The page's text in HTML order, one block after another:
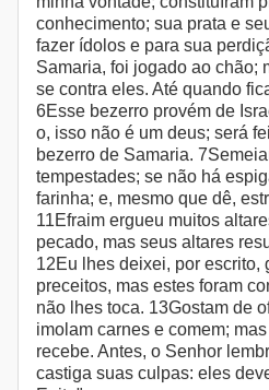
conhecimento; sua prata e
fazer ídolos e para sua
Samaria, foi jogado ao chão;
se contra eles. Até quando
6Esse bezerro provém de
o, isso não é um deus; será
bezerro de Samaria.
tempestades; se não há
farinha; e, mesmo que dê,
11Efraim ergueu muitos
pecado, mas seus altares
12Eu lhes deixei, por escrito,
preceitos, mas estes foram
não lhes toca. 13Gostam de
imolam carnes e comem;
recebe. Antes, o Senhor
castiga suas culpas: eles